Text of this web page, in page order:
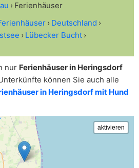
Ferienhäuser
Deutschland
Lübecker Bucht
nur Ferienhäuser in Heringsdorf
können Sie auch alle
in Heringsdorf mit Hund